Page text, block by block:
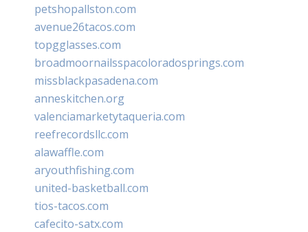
petshopallston.com
avenue26tacos.com
topgglasses.com
broadmoornailsspacoloradosprings.com
missblackpasadena.com
anneskitchen.org
valenciamarketytaqueria.com
reefrecordsllc.com
alawaffle.com
aryouthfishing.com
united-basketball.com
tios-tacos.com
cafecito-satx.com